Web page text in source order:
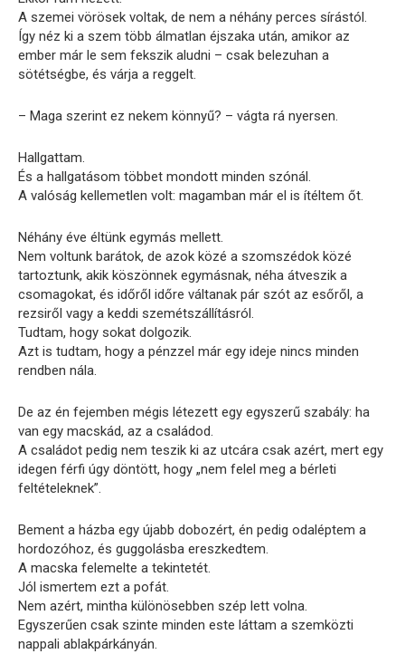
A szemei vörösek voltak, de nem a néhány perces sírástól.
Így néz ki a szem több álmatlan éjszaka után, amikor az
ember már le sem fekszik aludni – csak belezuhan a
sötétségbe, és várja a reggelt.
– Maga szerint ez nekem könnyű? – vágta rá nyersen.
Hallgattam.
És a hallgatásom többet mondott minden szónál.
A valóság kellemetlen volt: magamban már el is ítéltem őt.
Néhány éve éltünk egymás mellett.
Nem voltunk barátok, de azok közé a szomszédok közé
tartoztunk, akik köszönnek egymásnak, néha átveszik a
csomagokat, és időről időre váltanak pár szót az esőről, a
rezsiről vagy a keddi szemétszállításról.
Tudtam, hogy sokat dolgozik.
Azt is tudtam, hogy a pénzzel már egy ideje nincs minden
rendben nála.
De az én fejemben mégis létezett egy egyszerű szabály: ha
van egy macskád, az a családod.
A családot pedig nem teszik ki az utcára csak azért, mert egy
idegen férfi úgy döntött, hogy „nem felel meg a bérleti
feltételeknek”.
Bement a házba egy újabb dobozért, én pedig odaléptem a
hordozóhoz, és guggolásba ereszkedtem.
A macska felemelte a tekintetét.
Jól ismertem ezt a pofát.
Nem azért, mintha különösebben szép lett volna.
Egyszerűen csak szinte minden este láttam a szemközti
nappali ablakpárkányán.